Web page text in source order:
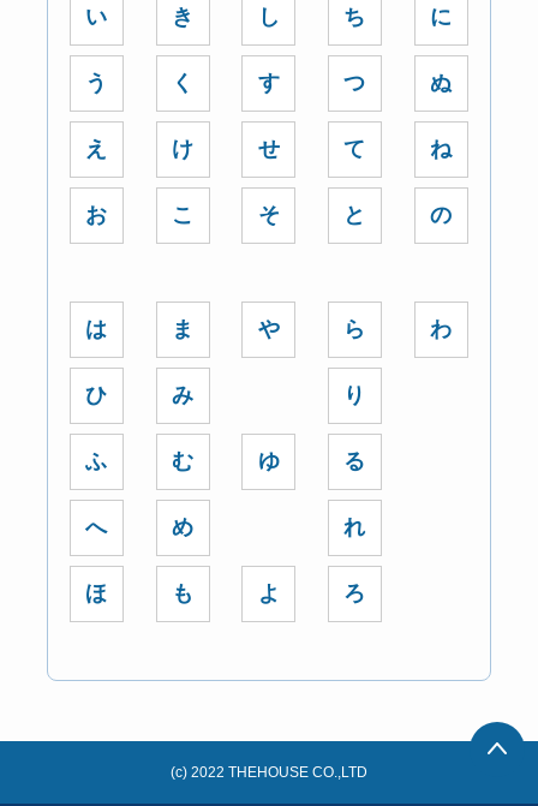
い
う
え
お
き
く
け
こ
し
す
せ
そ
ち
つ
て
と
に
ぬ
ね
の
は
ひ
ふ
へ
ほ
ま
み
む
め
も
や
ゆ
よ
ら
り
る
れ
ろ
わ
(c) 2022 THEHOUSE CO.,LTD